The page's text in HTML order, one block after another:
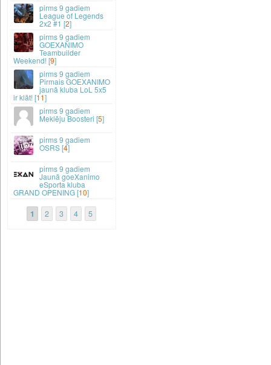
9 gadiem
League of Legends
2x2 #1 [2]
9 gadiem
GOEXANIMO
Teambuilder
Weekend! [9]
9 gadiem
Pirmais GOEXANIMO
jaunā kluba LoL 5x5
ir klāt! [11]
9 gadiem
Meklēju Boosteri [5]
9 gadiem
OSRS [4]
9 gadiem
Jaunā goeXanimo
eSporta kluba
GRAND OPENING [10]
1 2 3 4 5